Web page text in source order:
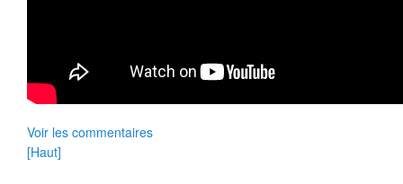
Voir les commentaires
[Haut]